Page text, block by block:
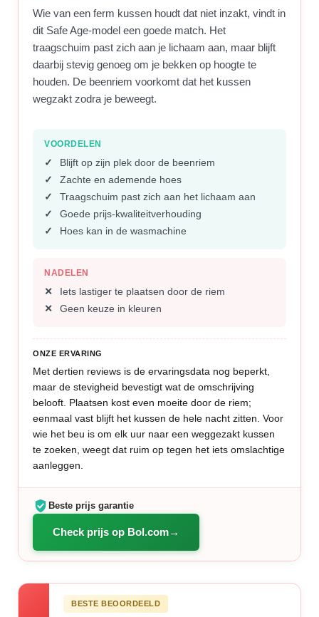
Wie van een ferm kussen houdt dat niet inzakt, vindt in
dit Safe Age-model een goede match. Het
traagschuim past zich aan je lichaam aan, maar blijft
daarbij stevig genoeg om je bekken op hoogte te
houden. De beenriem voorkomt dat het kussen
wegzakt zodra je beweegt.
VOORDELEN
Blijft op zijn plek door de beenriem
Zachte en ademende hoes
Traagschuim past zich aan het lichaam aan
Goede prijs-kwaliteitverhouding
Hoes kan in de wasmachine
NADELEN
Iets lastiger te plaatsen door de riem
Geen keuze in kleuren
ONZE ERVARING
Met dertien reviews is de ervaringsdata nog beperkt,
maar de stevigheid bevestigt wat de omschrijving
belooft. Plaatsen kost even moeite door de riem;
eenmaal vast blijft het kussen de hele nacht zitten. Voor
wie het beu is om elk uur naar een weggezakt kussen
te zoeken, weegt dat ruim op tegen het iets omslachtige
aanleggen.
Beste prijs garantie
Check prijs op Bol.com
BESTE BEOORDEELD